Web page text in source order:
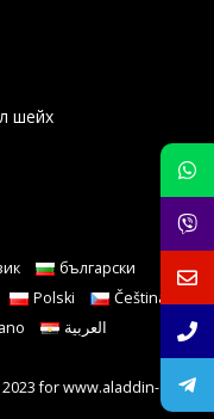
шейх
български
Polski
Čeština
العربية
for www.aladdin-